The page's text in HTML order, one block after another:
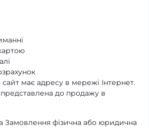
сайт має адресу в мережі Інтернет.
​​до продажу в
Замовлення фізична або юридична